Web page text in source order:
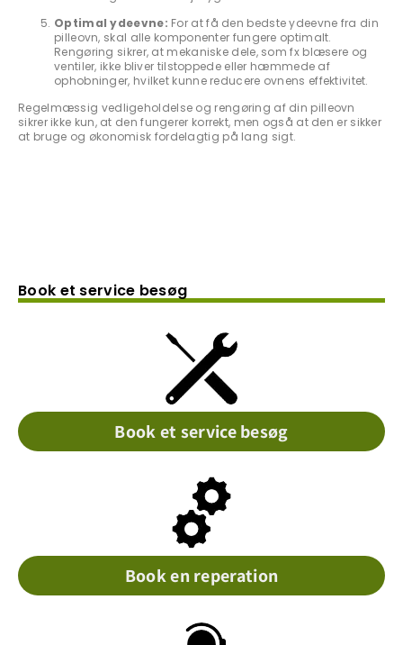
Optimal ydeevne: For at få den bedste ydeevne fra din
pilleovn, skal alle komponenter fungere optimalt.
Rengøring sikrer, at mekaniske dele, som fx blæsere og
ventiler, ikke bliver tilstoppede eller hæmmede af
ophobninger, hvilket kunne reducere ovnens effektivitet.
Regelmæssig vedligeholdelse og rengøring af din pilleovn
sikrer ikke kun, at den fungerer korrekt, men også at den er sikker
at bruge og økonomisk fordelagtig på lang sigt.
Book et service besøg
Book et service besøg
Book en reperation